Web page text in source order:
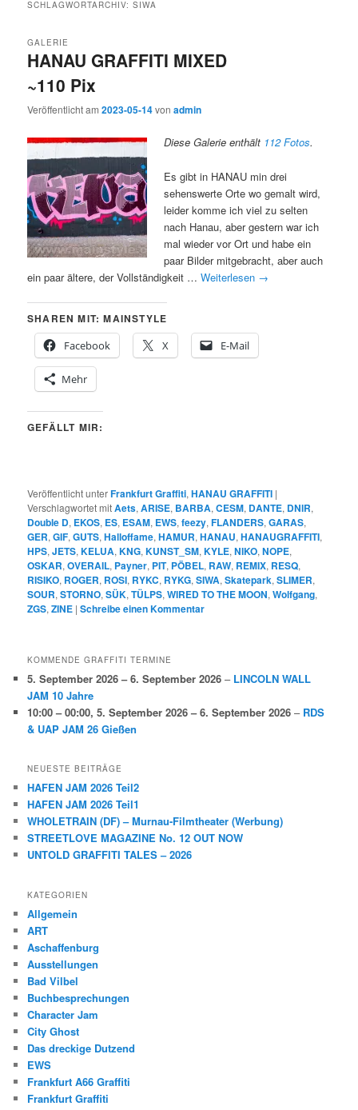
SCHLAGWORTARCHIV:SIWA
HANAU GRAFFITI MIXED
~110 Pix
GALERIE
Veröffentlicht am2023-05-14vonadmin
Diese Galerie enthält 112 Fotos.
Es gibt in HANAU min drei
sehenswerte Orte wo gemalt wird,
leider komme ich viel zu selten
nach Hanau, aber gestern war ich
mal wieder vor Ort und habe ein
paar Bilder mitgebracht, aber auch
ein paar ältere, der Vollständigkeit …Weiterlesen →
SHAREN MIT: MAINSTYLE
Facebook
X E-Mail
Mehr
GEFÄLLT MIR:
Veröffentlicht unterFrankfurt Graffiti,HANAU GRAFFITI |
Verschlagwortet mitAets,ARISE, BARBA,CESM, DANTE, DNIR,
Double D, EKOS, ES, ESAM, EWS,feezy,FLANDERS,GARAS,
GER,GIF,GUTS,Halloffame,HAMUR,HANAU,HANAUGRAFFITI,
HPS,JETS,KELUA,KNG,KUNST_SM,KYLE,NIKO,NOPE,
OSKAR,OVERAIL, Payner, PIT, PÖBEL, RAW, REMIX, RESQ,
RISIKO, ROGER, ROSI, RYKC, RYKG,SIWA,Skatepark,SLIMER,
SOUR,STORNO,SÜK,TÜLPS,WIRED TO THE MOON,Wolfgang,
ZGS,ZINE |Schreibe einen Kommentar
KOMMENDE GRAFFITI TERMINE
5. September 2026 – 6. September 2026 – LINCOLN WALL
JAM 10 Jahre
10:00 – 00:00,5. September 2026 – 6. September 2026 – RDS
& UAP JAM 26 Gießen
NEUESTE BEITRÄGE
HAFEN JAM 2026 Teil2
HAFEN JAM 2026 Teil1
WHOLETRAIN (DF) – Murnau-Filmtheater (Werbung)
STREETLOVE MAGAZINE No. 12 OUT NOW
UNTOLD GRAFFITI TALES – 2026
KATEGORIEN
Allgemein
ART
Aschaffenburg
Ausstellungen
Bad Vilbel
Buchbesprechungen
Character Jam
City Ghost
Das dreckige Dutzend
EWS
Frankfurt A66 Graffiti
Frankfurt Graffiti